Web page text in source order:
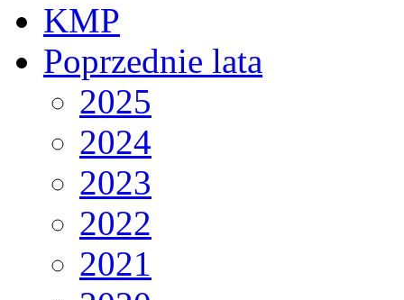
KMP
Poprzednie lata
2025
2024
2023
2022
2021